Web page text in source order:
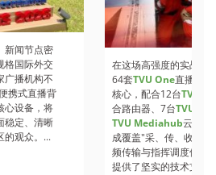
新闻节点密
国际外交
广播机构不
携式直播背
心设备，将
稳定、清晰
的观众。...
在这场高强度的实战检
64套TVU One直播背
核心，配合12台TVU
合路由器、7台TVU
TVU Mediahub云调度
成覆盖"采、传、收、
频传输与指挥调度保障
提供了坚实的技术支撑